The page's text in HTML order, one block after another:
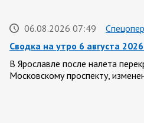
06.08.2026 07:49
Сводка на утро 6 августа
В Ярославле после налета
Московскому проспекту,